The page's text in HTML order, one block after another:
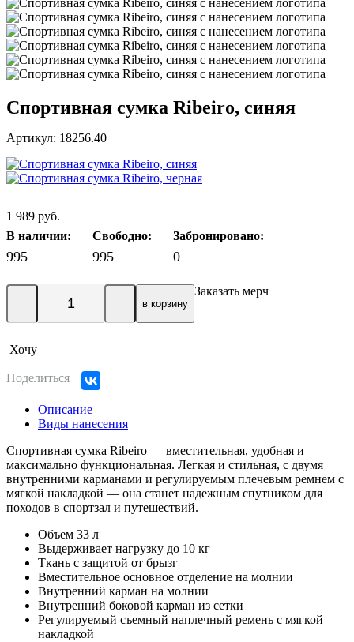
Спортивная сумка Ribeiro, синяя
Артикул: 18256.40
1 989 руб.
В наличии:
995
Свободно:
995
Забронировано:
0
в корзину
Заказать мерч
Хочу
Поделиться
Описание
Виды нанесения
Спортивная сумка Ribeiro — вместительная, удобная и
максимально функциональная. Легкая и стильная, с двумя
внутренними карманами и регулируемым плечевым ремнем с
мягкой накладкой — она станет надежным спутником для
походов в спортзал и путешествий.
Объем 33 л
Выдерживает нагрузку до 10 кг
Ткань с защитой от брызг
Вместительное основное отделение на молнии
Внутренний карман на молнии
Внутренний боковой карман из сетки
Регулируемый съемный наплечный ремень с мягкой
накладкой